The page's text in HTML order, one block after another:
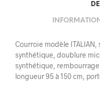
Courroie modèle
synthétique, doublure
synthétique,
longueur 95 à 150 cm,